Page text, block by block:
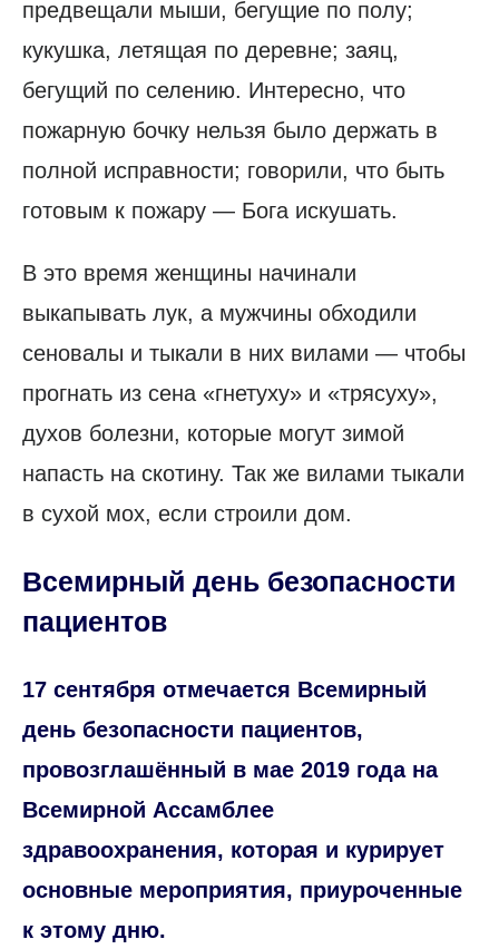
предвещали мыши, бегущие по полу;
кукушка, летящая по деревне; заяц,
бегущий по селению. Интересно, что
пожарную бочку нельзя было держать в
полной исправности; говорили, что быть
готовым к пожару — Бога искушать.
В это время женщины начинали
выкапывать лук, а мужчины обходили
сеновалы и тыкали в них вилами — чтобы
прогнать из сена «гнетуху» и «трясуху»,
духов болезни, которые могут зимой
напасть на скотину. Так же вилами тыкали
в сухой мох, если строили дом.
Всемирный день безопасности
пациентов
17 сентября отмечается Всемирный
день безопасности пациентов,
провозглашённый в мае 2019 года на
Всемирной Ассамблее
здравоохранения, которая и курирует
основные мероприятия, приуроченные
к этому дню.